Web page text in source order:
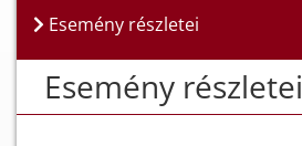
Esemény részletei
Esemény részletei